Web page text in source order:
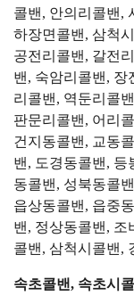
콜밴, 안의리콜밴,
하장면콜밴, 삼척
공전리콜밴, 갈전
밴, 숙암리콜밴, 장
리콜밴, 역둔리콜
판문리콜밴, 어리
건지동콜밴, 교동
밴, 도경동콜밴, 등
동콜밴, 성북동콜
읍상동콜밴, 읍중
밴, 정상동콜밴, 조
콜밴, 삼척시콜밴,
속초콜밴, 속초시